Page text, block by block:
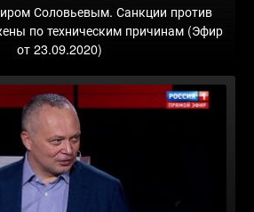
Соловьевым. Санкции против
по техническим причинам (Эфир
от 23.09.2020)